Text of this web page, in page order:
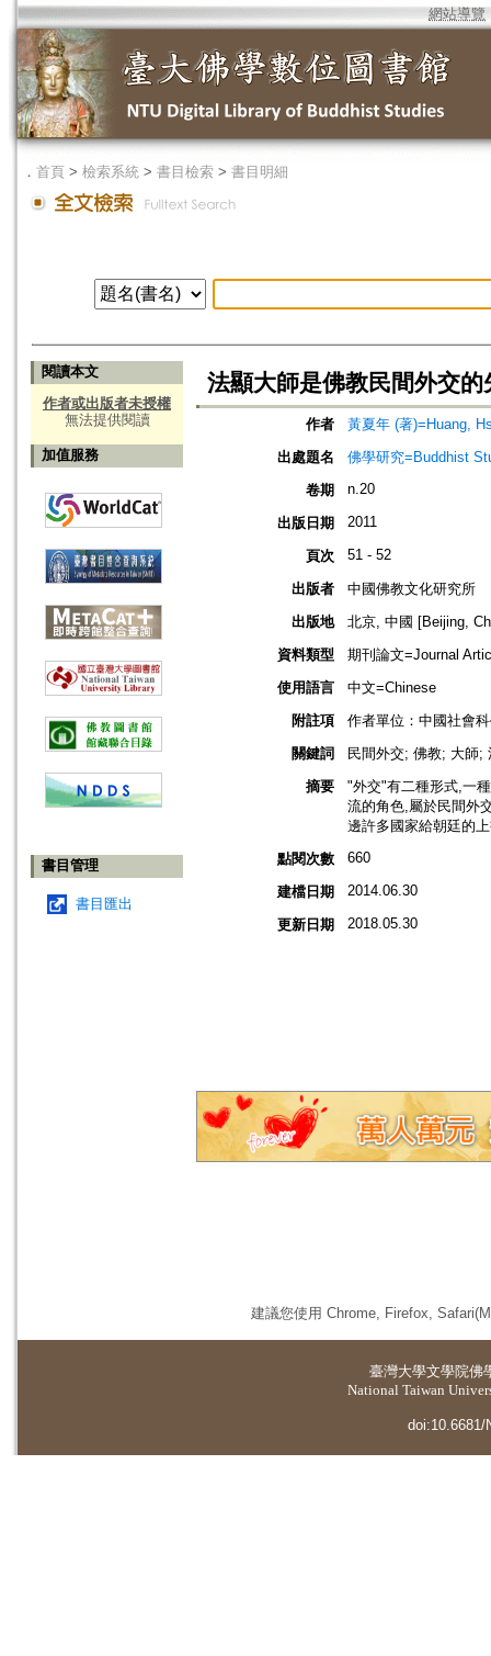
網站導覽
． 首頁 > 檢索系統 > 書目檢索 > 書目明細
閱讀本文
作者或出版者未授權
無法提供閱讀
加值服務
書目管理
書目匯出
法顯大師是佛教民間外交的
作者
黃夏年 (著)=Huang,
出處題名
佛學研究=Buddhist
卷期
n.20
出版日期 2011
頁次 51 - 52
出版者
中國佛教文化研究所
出版地
北京, 中國 [Beijing,
資料類型
期刊論文=Journal
使用語言
中文=Chinese
附註項
作者單位：中國社會
關鍵詞
民間外交; 佛教; 大師;
摘要
"外交"有二種形式,一
流的角色,屬於民間外
邊許多國家給朝廷的
點閱次數
660
建檔日期 2014.06.30
更新日期 2018.05.30
建議您使用 Chrome, Firefox,
臺灣大學文學院佛
National Taiwan
doi:10.6681/